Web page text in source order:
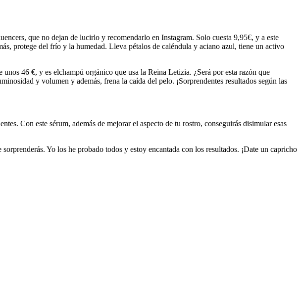
que no dejan de lucirlo y recomendarlo en Instagram. Solo cuesta 9,95€, y a este
protege del frío y la humedad. Lleva pétalos de caléndula y aciano azul, tiene un activo
46 €, y es elchampú orgánico que usa la Reina Letizia. ¿Será por esta razón que
y volumen y además, frena la caída del pelo. ¡Sorprendentes resultados según las
Con este sérum, además de mejorar el aspecto de tu rostro, conseguirás disimular esas
Yo los he probado todos y estoy encantada con los resultados. ¡Date un capricho